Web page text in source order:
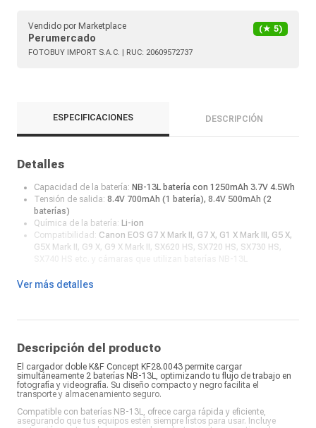
Vendido por Marketplace
Perumercado
(★ 5)
FOTOBUY IMPORT S.A.C. | RUC: 20609572737
ESPECIFICACIONES DESCRIPCIÓN
Detalles
Capacidad de la batería: NB-13L batería con 1250mAh 3.7V 4.5Wh
Tensión de salida: 8.4V 700mAh (1 batería), 8.4V 500mAh (2
baterías)
Química de la batería: Li-ion
Compatibilidad: Canon EOS G7 X Mark II, G7 X, G1 X Mark III, G5 X,
G5X Mark II, G9 X, G9 X Mark II, SX620 HS, SX720 HS, SX730 HS,
Ver más detalles
Descripción del producto
El cargador doble K&F Concept KF28.0043 permite cargar
simultáneamente 2 baterías NB-13L, optimizando tu flujo de trabajo en
fotografía y videografía. Su diseño compacto y negro facilita el
transporte y almacenamiento seguro.
Compatible con baterías NB-13L, ofrece carga rápida y eficiente,
asegurando que tus equipos estén siempre listos para usar. Incluye